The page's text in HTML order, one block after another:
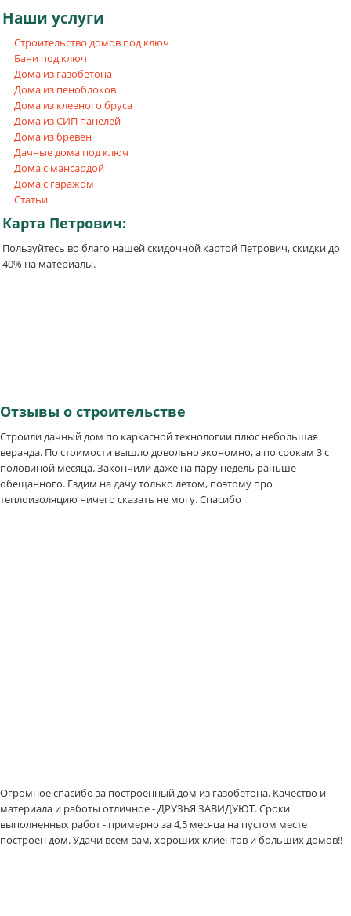
Наши услуги
Строительство домов под ключ
Бани под ключ
Дома из газобетона
Дома из пеноблоков
Дома из клееного бруса
Дома из СИП панелей
Дома из бревен
Дачные дома под ключ
Дома с мансардой
Дома с гаражом
Статьи
Карта Петрович:
Пользуйтесь во благо нашей скидочной картой Петрович, скидки до
40% на материалы.
Отзывы о строительстве
Строили дачный дом по каркасной технологии плюс небольшая
веранда. По стоимости вышло довольно экономно, а по срокам 3 с
половиной месяца. Закончили даже на пару недель раньше
обещанного. Ездим на дачу только летом, поэтому про
теплоизоляцию ничего сказать не могу. Спасибо
Огромное спасибо за построенный дом из газобетона. Качество и
материала и работы отличное - ДРУЗЬЯ ЗАВИДУЮТ. Сроки
выполненных работ - примерно за 4,5 месяца на пустом месте
построен дом. Удачи всем вам, хороших клиентов и больших домов!!